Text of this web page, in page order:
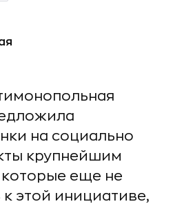
на социально
крупнейшим
еще не
этой инициативе,